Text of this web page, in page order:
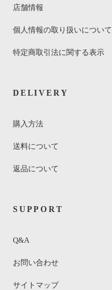
店舗情報
個人情報の取り扱いについて
特定商取引法に関する表示
DELIVERY
購入方法
送料について
返品について
SUPPORT
Q&A
お問い合わせ
サイトマップ